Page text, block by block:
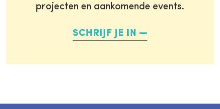
projecten en aankomende events.
SCHRIJF JE IN